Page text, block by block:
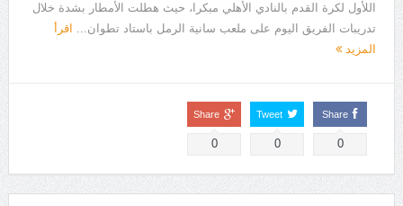
اللأول لكرة القدم بالنادي الأهلي مبكرا، حيث هطلت الأمطار بشدة خلال
تدريبات الفريق اليوم على ملعب سانية الرمل باستاد تطوان... اقرأ
المزيد
Share
0
Tweet
0
Share
0